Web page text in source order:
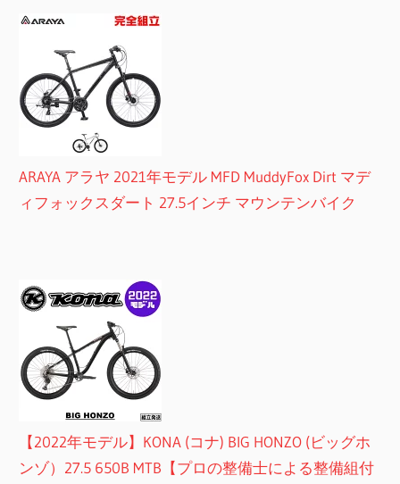
ARAYA アラヤ 2021年モデル MFD MuddyFox Dirt マデ
ィフォックスダート 27.5インチ マウンテンバイク
【2022年モデル】KONA (コナ) BIG HONZO (ビッグホ
ンゾ）27.5 650B MTB【プロの整備士による整備組付